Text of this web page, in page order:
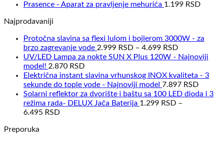
Prasence - Aparat za pravljenje mehurića 1.199 RSD
Najprodavaniji
Protočna slavina sa flexi lulom i bojlerom 3000W - za
brzo zagrevanje vode 2.999 RSD – 4.699 RSD
UV/LED Lampa za nokte SUN X Plus 120W - Najnoviji
model! 2.870 RSD
Električna instant slavina vrhunskog INOX kvaliteta - 3
sekunde do tople vode - Najnoviji model 7.897 RSD
Solarni reflektor za dvorište i baštu sa 100 LED dioda i 3
režima rada- DELUX Jača Baterija 1.299 RSD –
6.495 RSD
Preporuka